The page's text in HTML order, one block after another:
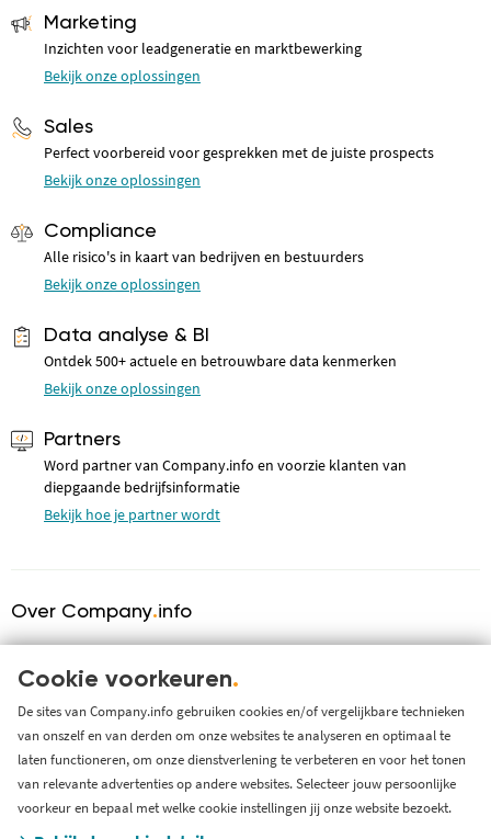
Marketing
Inzichten voor leadgeneratie en marktbewerking
Bekijk onze oplossingen
Sales
Perfect voorbereid voor gesprekken met de juiste prospects
Bekijk onze oplossingen
Compliance
Alle risico's in kaart van bedrijven en bestuurders
Bekijk onze oplossingen
Data analyse & BI
Ontdek 500+ actuele en betrouwbare data kenmerken
Bekijk onze oplossingen
Partners
Word partner van Company.info en voorzie klanten van
diepgaande bedrijfsinformatie
Bekijk hoe je partner wordt
Over Company.info
Over ons
KVK serviceprovider
Werken bij Company.info
Blog
Support
Systeem status en storingen
Cookie voorkeuren.
De sites van Company.info gebruiken cookies en/of vergelijkbare technieken
van onszelf en van derden om onze websites te analyseren en optimaal te
laten functioneren, om onze dienstverlening te verbeteren en voor het tonen
van relevante advertenties op andere websites. Selecteer jouw persoonlijke
voorkeur en bepaal met welke cookie instellingen jij onze website bezoekt.